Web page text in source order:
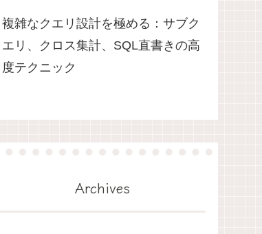
複雑なクエリ設計を極める：サブク
エリ、クロス集計、SQL直書きの高
度テクニック
Archives